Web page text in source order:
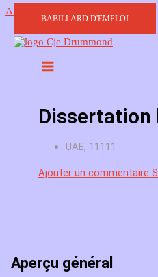
Aller au contenu
BABILLARD D'EMPLOI
Dissertation
UAE, 11111
Ajouter un commentaire
Aperçu général